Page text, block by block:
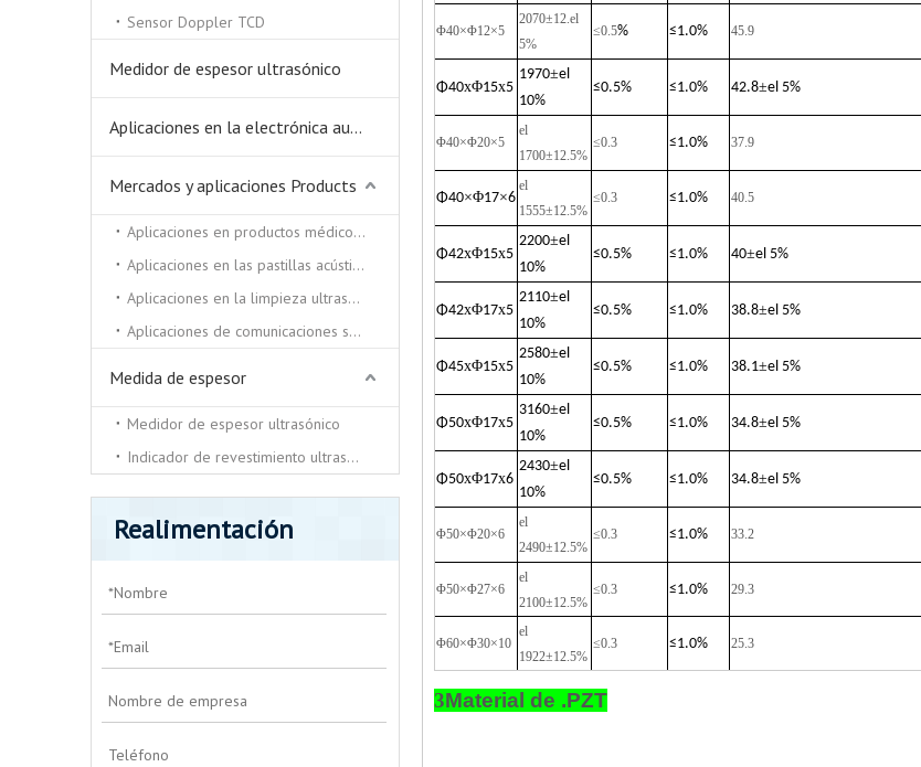
Sensor Doppler TCD
Medidor de espesor ultrasónico
Aplicaciones en la electrónica automática.
Mercados y aplicaciones Products
Aplicaciones en productos médicos y de belleza.
Aplicaciones en las pastillas acústicas.
Aplicaciones en la limpieza ultrasónica y soldadora ultrasónica.
Aplicaciones de comunicaciones submarinas.
Medida de espesor
Medidor de espesor ultrasónico
Indicador de revestimiento ultrasónico
Realimentación
Φ40×Φ12×5
2070±12.el
5%
≤0.5% ≤1.0% 45.9
Φ40xΦ15x5
1970±el
10%
≤0.5% ≤1.0% 42.8±el 5%
Φ40×Φ20×5
el
1700±12.5%
≤0.3 ≤1.0% 37.9
Φ40×Φ17×6
el
1555±12.5%
≤0.3 ≤1.0% 40.5
Φ42xΦ15x5
2200±el
10%
≤0.5% ≤1.0% 40±el 5%
Φ42xΦ17x5
2110±el
10%
≤0.5% ≤1.0% 38.8±el 5%
Φ45xΦ15x5
2580±el
10%
≤0.5% ≤1.0% 38.1±el 5%
Φ50xΦ17x5
3160±el
10%
≤0.5% ≤1.0% 34.8±el 5%
Φ50xΦ17x6
2430±el
10%
≤0.5% ≤1.0% 34.8±el 5%
Φ50×Φ20×6
el
2490±12.5%
≤0.3 ≤1.0% 33.2
Φ50×Φ27×6
el
2100±12.5%
≤0.3 ≤1.0% 29.3
Φ60×Φ30×10
el
1922±12.5%
≤0.3 ≤1.0% 25.3
3Material de .PZT